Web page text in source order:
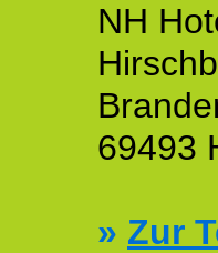
NH
69493
» Zur